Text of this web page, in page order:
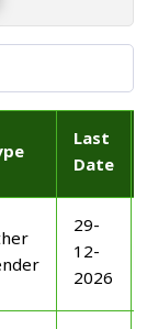
Last
Date
29-
12-
2026